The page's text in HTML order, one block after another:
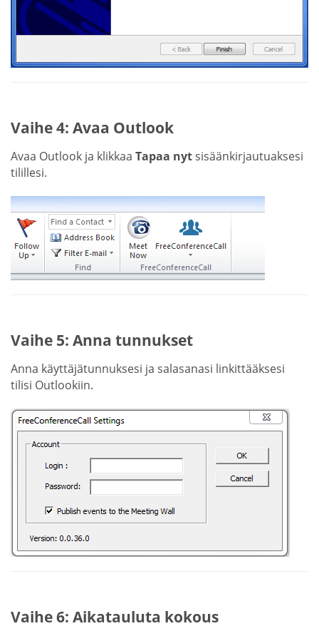
Vaihe 4: Avaa Outlook
Avaa Outlook ja klikkaa Tapaa nytsisäänkirjautuaksesi
tilillesi.
Vaihe 5: Anna tunnukset
Anna käyttäjätunnuksesi ja salasanasi linkittääksesi
tilisi Outlookiin.
Vaihe 6: Aikatauluta kokous